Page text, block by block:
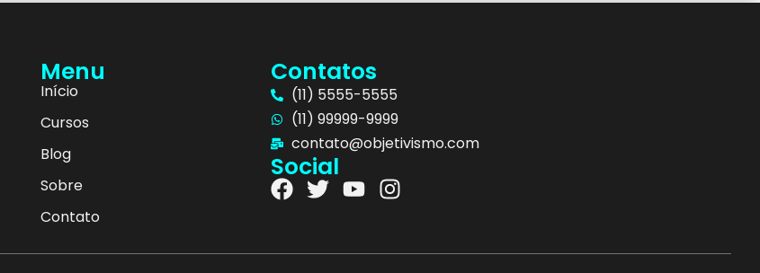
Menu
Início
Cursos
Blog
Sobre
Contato
Contatos
(11) 5555-5555
(11) 99999-9999
contato@objetivismo.com
Social